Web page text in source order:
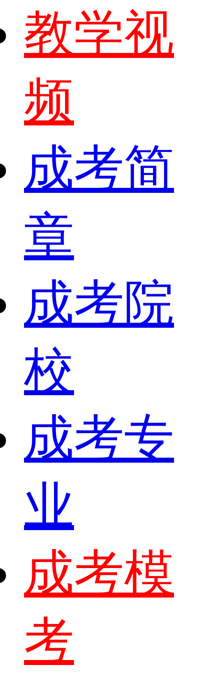
教学视
频
成考简
章
成考院
校
成考专
业
成考模
考